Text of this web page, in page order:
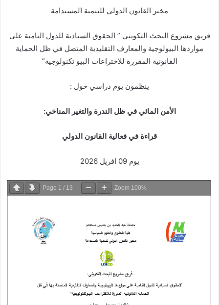
مخبر القانون الدولي للتنمية المستدامة
فريق مشروع البحث التكويني ” الحقوق السيادية للدول النامية على
مواردها البيولوجية والمعارف التقليدية المتصل في ظل الحماية
القانونية المقررة للاختراعات البيو تكنولوجية”
ينظمون يوم دراسي حول :
الأمن المائي في ظل الندرة والتغير المناخي:
قراءة في فعالية القانون الدولي
يوم 09 افريل 2026
Page 1 / 13 Zoom 100%